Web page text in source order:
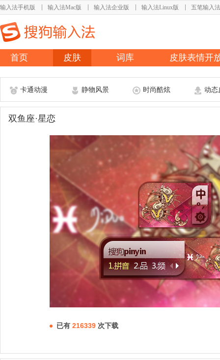
输入法手机版 输入法Mac版 输入法企业版 输入法Linux版 五笔输入法
首页 皮肤 词库 皮肤表情开
卡通动漫 静物风景 时尚酷炫 动态
双鱼座·星恋
已有 216339 次下载